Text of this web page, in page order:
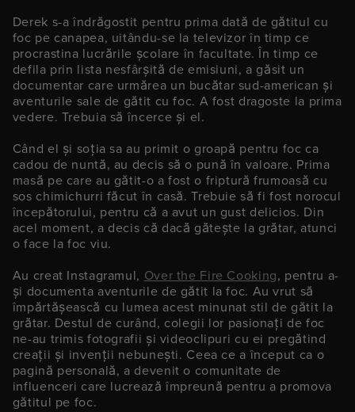
Derek s-a îndrăgostit pentru prima dată de gătitul cu
foc pe canapea, uitându-se la televizor în timp ce
procrastina lucrările școlare în facultate. În timp ce
defila prin lista nesfârșită de emisiuni, a găsit un
documentar care urmărea un bucătar sud-american și
aventurile sale de gătit cu foc. A fost dragoste la prima
vedere. Trebuia să încerce și el.
Când el și soția sa au primit o groapă pentru foc ca
cadou de nuntă, au decis să o pună în valoare. Prima
masă pe care au gătit-o a fost o friptură frumoasă cu
sos chimichurri făcut în casă. Trebuie să fi fost norocul
începătorului, pentru că a avut un gust delicios. Din
acel moment, a decis că dacă gătește la grătar, atunci
o face la foc viu.
Au creat Instagramul, Over the Fire Cooking, pentru a-
și documenta aventurile de gătit la foc. Au vrut să
împărtășească cu lumea acest minunat stil de gătit la
grătar. Destul de curând, colegii lor pasionați de foc
ne-au trimis fotografii și videoclipuri cu ei pregătind
creații și invenții nebunești. Ceea ce a început ca o
pagină personală, a devenit o comunitate de
influenceri care lucrează împreună pentru a promova
gătitul pe foc.